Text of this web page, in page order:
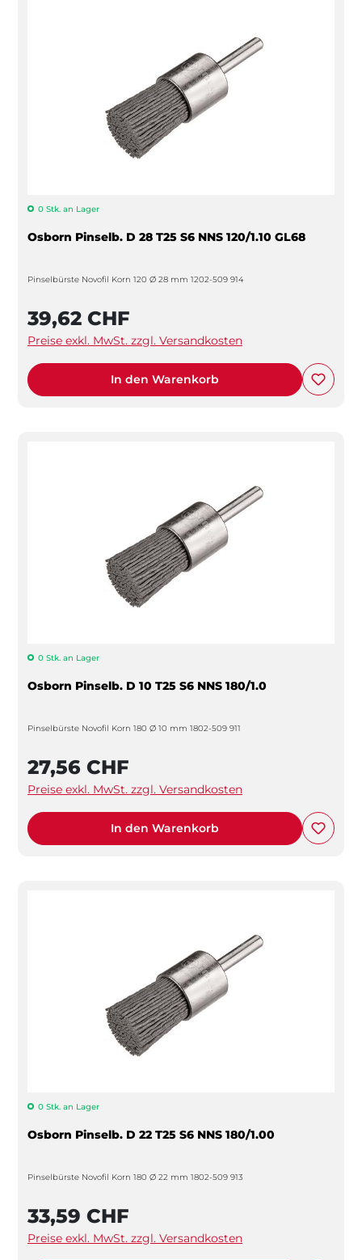
0 Stk. an Lager
Osborn Pinselb. D 28 T25 S6 NNS 120/1.10 GL68
Pinselbürste Novofil Korn 120 Ø 28 mm 1202-509 914
39,62 CHF
Preise exkl. MwSt. zzgl. Versandkosten
In den Warenkorb
0 Stk. an Lager
Osborn Pinselb. D 10 T25 S6 NNS 180/1.0
Pinselbürste Novofil Korn 180 Ø 10 mm 1802-509 911
27,56 CHF
Preise exkl. MwSt. zzgl. Versandkosten
In den Warenkorb
0 Stk. an Lager
Osborn Pinselb. D 22 T25 S6 NNS 180/1.00
Pinselbürste Novofil Korn 180 Ø 22 mm 1802-509 913
33,59 CHF
Preise exkl. MwSt. zzgl. Versandkosten